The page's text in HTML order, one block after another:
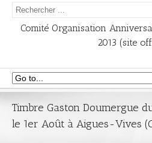
Comité Organisation
2013 (site
Timbre Gaston Doumergue
le 1er Août à Aigues-Vives